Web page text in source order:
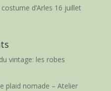
d’Arles 16 juillet
vintage: les robes
plaid nomade – Atelier